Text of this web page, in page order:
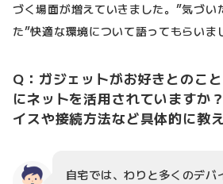
づく場面が増えていきました。”気づい
た”快適な環境について語ってもらいま
Q：ガジェットがお好きとのこ
にネットを活用されていますか
イスや接続方法など具体的に教
自宅では、わりと多くのデバ